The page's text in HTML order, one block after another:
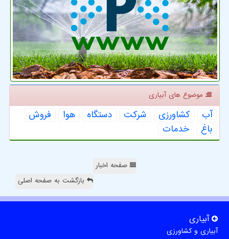
موضوع های آبیاری
آب كشاورزی شركت دستگاه هوا
فروش
باغ
خدمات
صفحه اخبار
بازگشت به صفحه اصلی
آبیاری
آبیاری و کشاورزی